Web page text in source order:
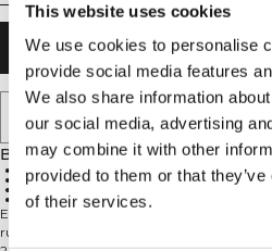
This website uses cookies
We use cookies to personalise
provide social media features
We also share information
our social media, advertising
may combine it with other
provided to them or that
of their services.
TILFØJ TIL
TILFØJ TIL
Beskrivelse
100% bomuld
Oversized fit
Standard længde
Ultimativ komfort
Everyday Oversized Cotton T-shirt bringer
rutine. Den har en oversized pasform og er